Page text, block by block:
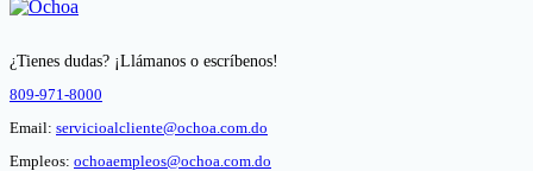
¿Tienes dudas? ¡Llámanos o escríbenos!
809-971-8000
Email: servicioalcliente@ochoa.com.do
Empleos: ochoaempleos@ochoa.com.do